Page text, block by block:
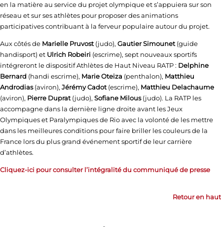
en la matière au service du projet olympique et s’appuiera sur son
réseau et sur ses athlètes pour proposer des animations
participatives contribuant à la ferveur populaire autour du projet.
Aux côtés de Marielle Pruvost (judo), Gautier Simounet (guide
handisport) et Ulrich Robeiri (escrime), sept nouveaux sportifs
intégreront le dispositif Athlètes de Haut Niveau RATP : Delphine
Bernard (handi escrime), Marie Oteiza (penthalon), Matthieu
Androdias(aviron), Jérémy Cadot (escrime), Matthieu Delachaume
(aviron), Pierre Duprat (judo), Sofiane Milous(judo). La RATP les
accompagne dans la dernière ligne droite avant les Jeux
Olympiques et Paralympiques de Rio avec la volonté de les mettre
dans les meilleures conditions pour faire briller les couleurs de la
France lors du plus grand événement sportif de leur carrière
d’athlètes.
Cliquez-ici pour consulter l’intégralité du communiqué de presse
Retour en haut